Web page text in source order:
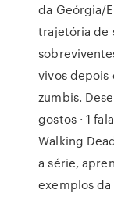
da Geórgia/
trajetória de
vivos depois
zumbis.
gostos · 1
Walking
a série,
exemplos